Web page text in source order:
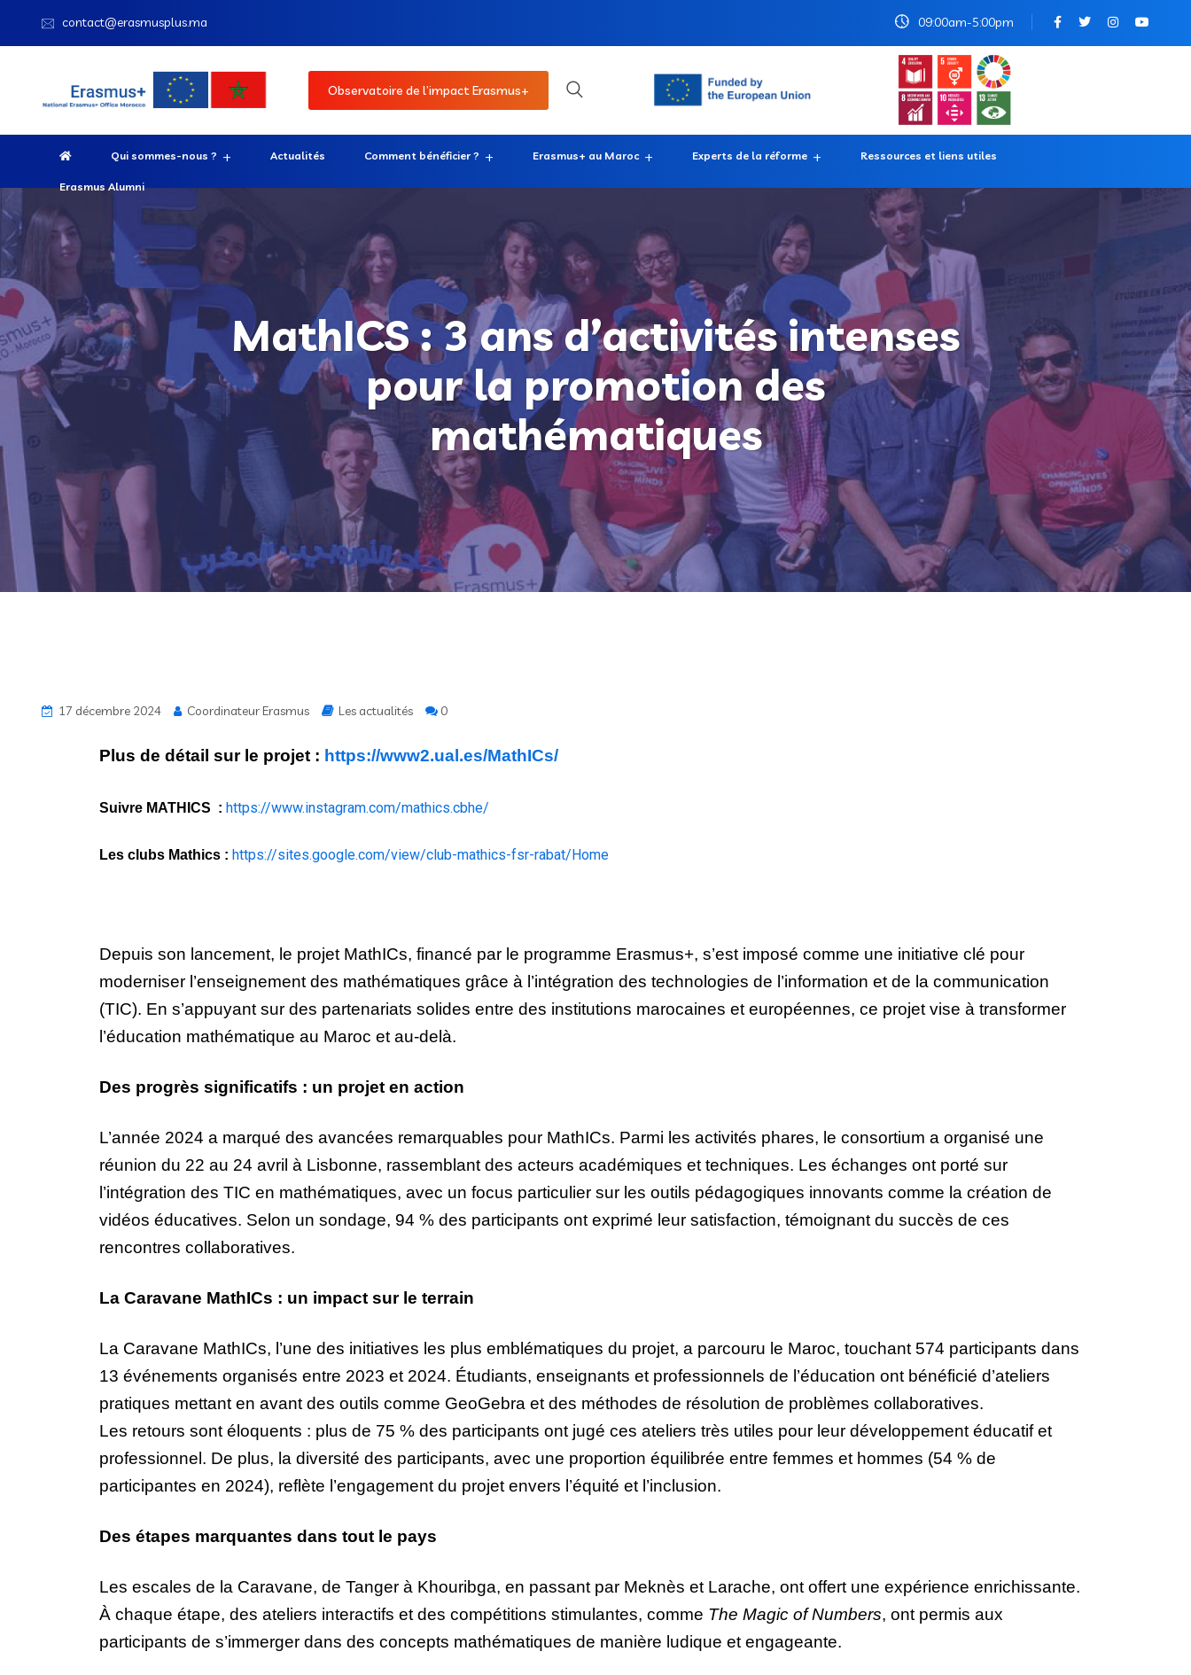
contact@erasmusplus.ma 09:00am-5:00pm
Observatoire de l’impact Erasmus+
Qui sommes-nous ? Actualités Comment bénéficier ? Erasmus+ au Maroc Experts de la réforme Ressources et liens utiles
Erasmus Alumni
MathICS : 3 ans d’activités intenses
pour la promotion des
mathématiques
17 décembre 2024 Coordinateur Erasmus Les actualités 0
Plus de détail sur le projet : https://www2.ual.es/MathICs/
Suivre MATHICS : https://www.instagram.com/mathics.cbhe/
Les clubs Mathics : https://sites.google.com/view/club-mathics-fsr-rabat/Home
Depuis son lancement, le projet MathICs, financé par le programme Erasmus+, s’est imposé comme une initiative clé pour
moderniser l’enseignement des mathématiques grâce à l’intégration des technologies de l’information et de la communication
(TIC). En s’appuyant sur des partenariats solides entre des institutions marocaines et européennes, ce projet vise à transformer
l’éducation mathématique au Maroc et au-delà.
Des progrès significatifs : un projet en action
L’année 2024 a marqué des avancées remarquables pour MathICs. Parmi les activités phares, le consortium a organisé une
réunion du 22 au 24 avril à Lisbonne, rassemblant des acteurs académiques et techniques. Les échanges ont porté sur
l’intégration des TIC en mathématiques, avec un focus particulier sur les outils pédagogiques innovants comme la création de
vidéos éducatives. Selon un sondage, 94 % des participants ont exprimé leur satisfaction, témoignant du succès de ces
rencontres collaboratives.
La Caravane MathICs : un impact sur le terrain
La Caravane MathICs, l’une des initiatives les plus emblématiques du projet, a parcouru le Maroc, touchant 574 participants dans
13 événements organisés entre 2023 et 2024. Étudiants, enseignants et professionnels de l’éducation ont bénéficié d’ateliers
pratiques mettant en avant des outils comme GeoGebra et des méthodes de résolution de problèmes collaboratives.
Les retours sont éloquents : plus de 75 % des participants ont jugé ces ateliers très utiles pour leur développement éducatif et
professionnel. De plus, la diversité des participants, avec une proportion équilibrée entre femmes et hommes (54 % de
participantes en 2024), reflète l’engagement du projet envers l’équité et l’inclusion.
Des étapes marquantes dans tout le pays
Les escales de la Caravane, de Tanger à Khouribga, en passant par Meknès et Larache, ont offert une expérience enrichissante.
À chaque étape, des ateliers interactifs et des compétitions stimulantes, comme The Magic of Numbers, ont permis aux
participants de s’immerger dans des concepts mathématiques de manière ludique et engageante.